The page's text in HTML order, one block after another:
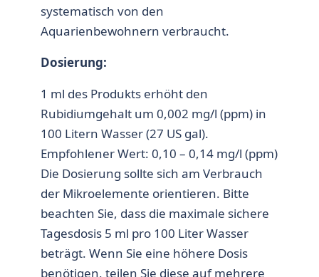
systematisch von den
Aquarienbewohnern verbraucht.
Dosierung:
1 ml des Produkts erhöht den
Rubidiumgehalt um 0,002 mg/l (ppm) in
100 Litern Wasser (27 US gal).
Empfohlener Wert: 0,10 – 0,14 mg/l (ppm)
Die Dosierung sollte sich am Verbrauch
der Mikroelemente orientieren. Bitte
beachten Sie, dass die maximale sichere
Tagesdosis 5 ml pro 100 Liter Wasser
beträgt. Wenn Sie eine höhere Dosis
benötigen, teilen Sie diese auf mehrere